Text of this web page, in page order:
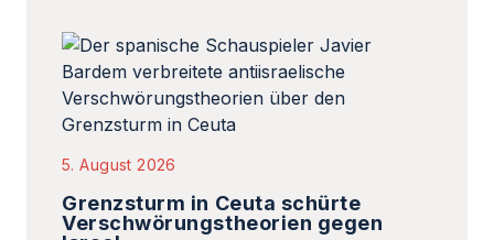
5. August 2026
Grenzsturm in Ceuta schürte
Verschwörungstheorien gegen